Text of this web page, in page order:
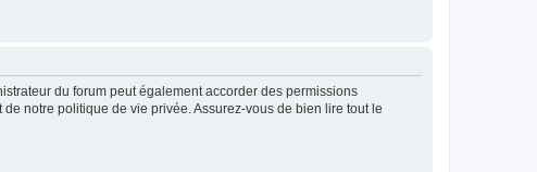
du forum peut également accorder des permissions
notre politique de vie privée. Assurez-vous de bien lire tout le